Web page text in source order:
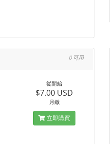
0 可用
從開始
$7.00 USD
月繳
立即購買